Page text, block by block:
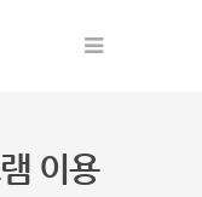
이용